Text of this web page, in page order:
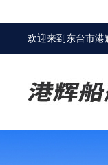
欢迎来到 东台市港